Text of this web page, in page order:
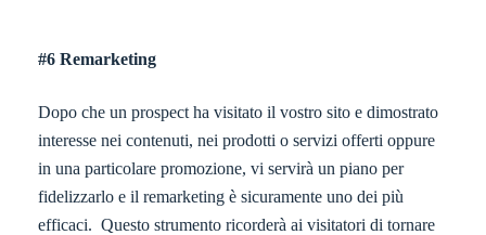
#6 Remarketing
Dopo che un prospect ha visitato il vostro sito e dimostrato
interesse nei contenuti, nei prodotti o servizi offerti oppure
in una particolare promozione, vi servirà un piano per
fidelizzarlo e il remarketing è sicuramente uno dei più
efficaci. Questo strumento ricorderà ai visitatori di tornare